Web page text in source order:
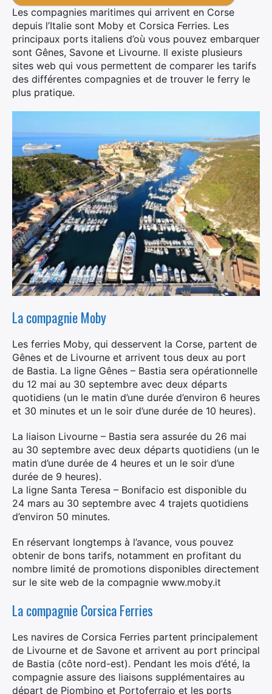
Les compagnies maritimes qui arrivent en Corse
depuis l’Italie sont Moby et Corsica Ferries. Les
principaux ports italiens d’où vous pouvez embarquer
sont Gênes, Savone et Livourne. Il existe plusieurs
sites web qui vous permettent de comparer les tarifs
des différentes compagnies et de trouver le ferry le
plus pratique.
La compagnie Moby
Les ferries Moby, qui desservent la Corse, partent de
Gênes et de Livourne et arrivent tous deux au port
de Bastia. La ligne Gênes – Bastia sera opérationnelle
du 12 mai au 30 septembre avec deux départs
quotidiens (un le matin d’une durée d’environ 6 heures
et 30 minutes et un le soir d’une durée de 10 heures).
La liaison Livourne – Bastia sera assurée du 26 mai
au 30 septembre avec deux départs quotidiens (un le
matin d’une durée de 4 heures et un le soir d’une
durée de 9 heures).
La ligne Santa Teresa – Bonifacio est disponible du
24 mars au 30 septembre avec 4 trajets quotidiens
d’environ 50 minutes.
En réservant longtemps à l’avance, vous pouvez
obtenir de bons tarifs, notamment en profitant du
nombre limité de promotions disponibles directement
sur le site web de la compagnie www.moby.it
La compagnie Corsica Ferries
Les navires de Corsica Ferries partent principalement
de Livourne et de Savone et arrivent au port principal
de Bastia (côte nord-est). Pendant les mois d’été, la
compagnie assure des liaisons supplémentaires au
départ de Piombino et Portoferraio et les ports